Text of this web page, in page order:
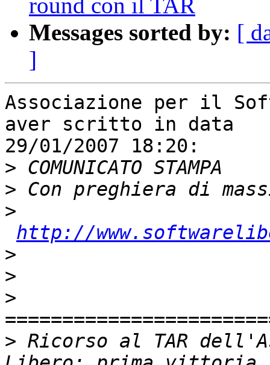
round con il TAR
Messages sorted by: [
]
Associazione per il
aver scritto in data
29/01/2007 18:20:
>
>
>
http://
>
>
>
> Ricorso al TAR